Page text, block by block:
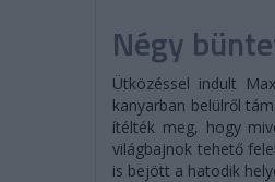
Négy
Ütközéssel indult
kanyarban belülről
ítélték meg, hogy
világbajnok tehető
is bejött a hatodik